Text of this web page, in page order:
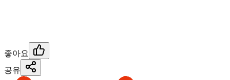
좋아요
공유